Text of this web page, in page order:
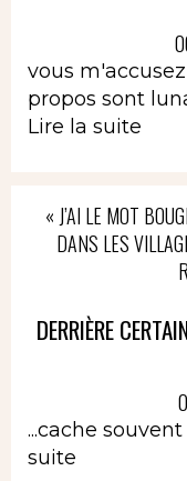
vous
propos sont
Lire la suite
« J’AI LE MOT
DANS LES
DERRIÈRE
...cache
suite